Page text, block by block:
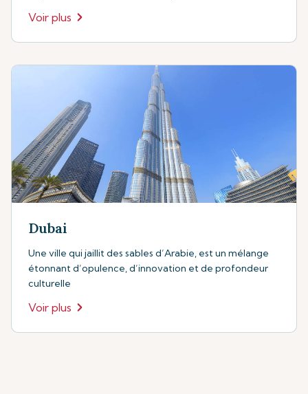
Voir plus
Dubai
Une ville qui jaillit des sables d’Arabie, est un mélange
étonnant d’opulence, d’innovation et de profondeur
culturelle
Voir plus